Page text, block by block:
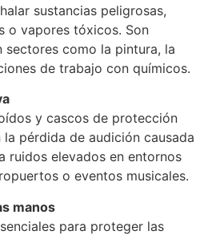
sustancias peligrosas,
o vapores tóxicos. Son
sectores como la pintura, la
de trabajo con químicos.
y cascos de protección
pérdida de audición causada
ruidos elevados en entornos
o eventos musicales.
manos
para proteger las